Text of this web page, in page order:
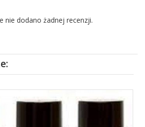
nie dodano żadnej recenzji.